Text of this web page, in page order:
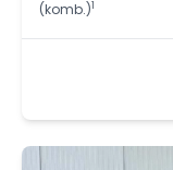
(komb.)1